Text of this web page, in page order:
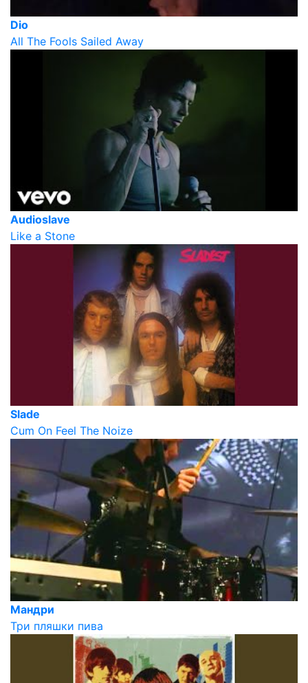
Dio
All The Fools Sailed Away
Audioslave
Like a Stone
Slade
Cum On Feel The Noize
Мандри
Три пляшки пива